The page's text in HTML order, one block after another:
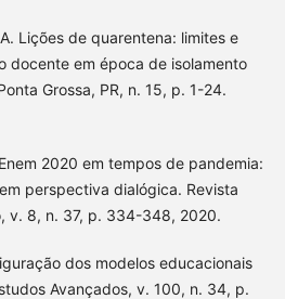
A. Lições de quarentena: limites e
docente em época de isolamento
Grossa, PR, n. 15, p. 1-24.
2020 em tempos de pandemia:
perspectiva dialógica. Revista
v. 8, n. 37, p. 334-348, 2020.
dos modelos educacionais
Avançados, v. 100, n. 34, p.